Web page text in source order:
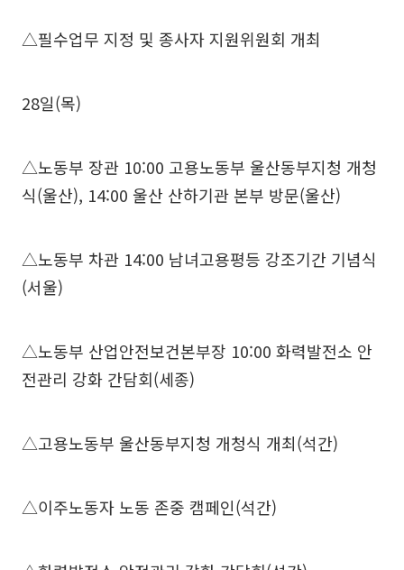
△필수업무 지정 및 종사자 지원위원회 개최
28일(목)
△노동부 장관 10:00 고용노동부 울산동부지청 개청
식(울산), 14:00 울산 산하기관 본부 방문(울산)
△노동부 차관 14:00 남녀고용평등 강조기간 기념식
(서울)
△노동부 산업안전보건본부장 10:00 화력발전소 안
전관리 강화 간담회(세종)
△고용노동부 울산동부지청 개청식 개최(석간)
△이주노동자 노동 존중 캠페인(석간)